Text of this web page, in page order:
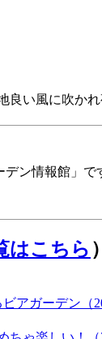
い風に吹か
ン情報館」
はこちら ）
アガーデン（